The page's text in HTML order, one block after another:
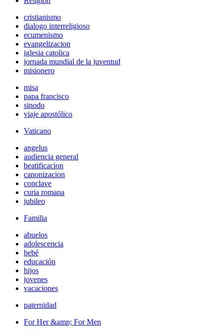
cristianismo
dialogo interreligioso
ecumenismo
evangelizacion
iglesia catolica
jornada mundial de la juventud
misionero
misa
papa francisco
sinodo
viaje apostólico
Vaticano
angelus
audiencia general
beatificacion
canonizacion
conclave
curia romana
jubileo
Familia
abuelos
adolescencia
bebé
educación
hijos
jovenes
vacaciones
paternidad
For Her &amp; For Men